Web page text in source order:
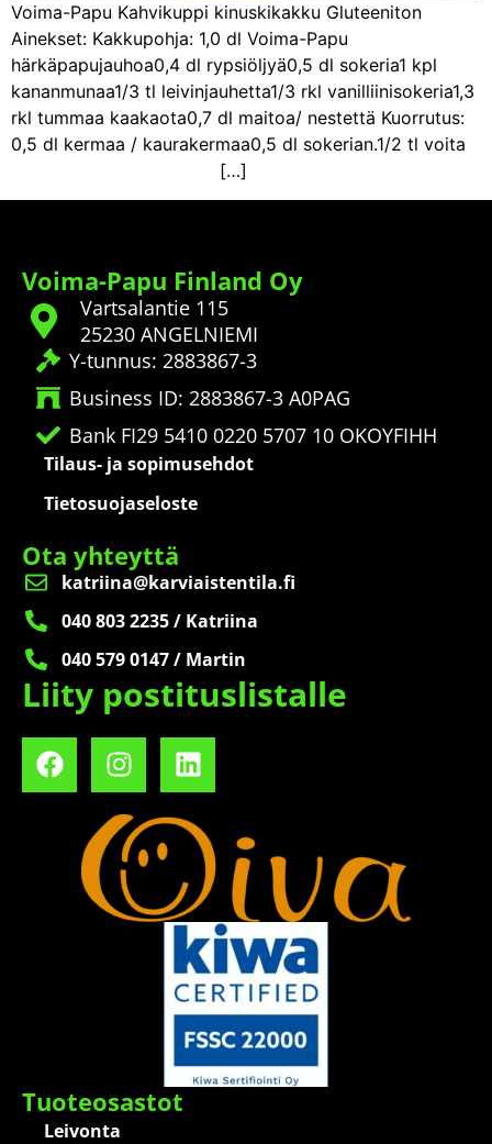
Voima-Papu Kahvikuppi kinuskikakku Gluteeniton
Ainekset: Kakkupohja: 1,0 dl Voima-Papu
härkäpapujauhoa0,4 dl rypsiöljyä0,5 dl sokeria1 kpl
kananmunaa1/3 tl leivinjauhetta1/3 rkl vanilliinisokeria1,3
rkl tummaa kaakaota0,7 dl maitoa/ nestettä Kuorrutus:
0,5 dl kermaa / kaurakermaa0,5 dl sokerian.1/2 tl voita
[…]
Voima-Papu Finland Oy
Vartsalantie 115
25230 ANGELNIEMI
Y-tunnus: 2883867-3
Business ID: 2883867-3 A0PAG
Bank FI29 5410 0220 5707 10 OKOYFIHH
Tilaus- ja sopimusehdot
Tietosuojaseloste
Ota yhteyttä
katriina@karviaistentila.fi
040 803 2235 / Katriina
040 579 0147 / Martin
Liity postituslistalle
Tuoteosastot
Leivonta